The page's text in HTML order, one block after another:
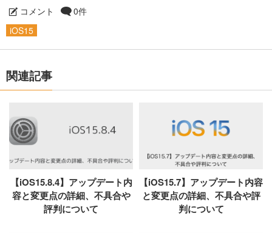
コメント
0件
iOS15
関連記事
【iOS15.8.4】アップデート内
容と変更点の詳細、不具合や
評判について
【iOS15.7】アップデート内容
と変更点の詳細、不具合や評
判について